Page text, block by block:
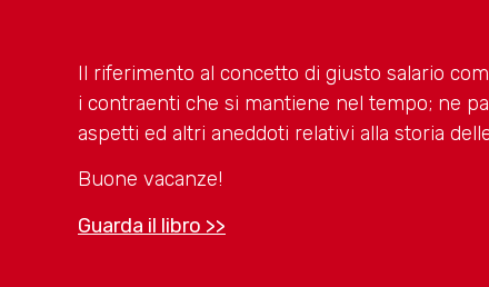
Il riferimento al concetto di giusto salario
i contraenti che si mantiene nel tempo; ne
aspetti ed altri aneddoti relativi alla storia
Buone vacanze!
Guarda il libro >>